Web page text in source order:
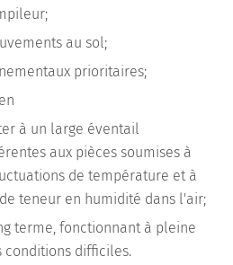
au sol;
prioritaires;
à un large éventail
aux pièces soumises à
de température et à
teneur en humidité dans l'air;
terme, fonctionnant à pleine
conditions difficiles.